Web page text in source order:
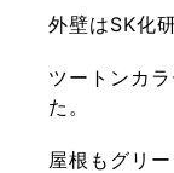
外壁はSK化
ツートンカ
た。
屋根もグリ